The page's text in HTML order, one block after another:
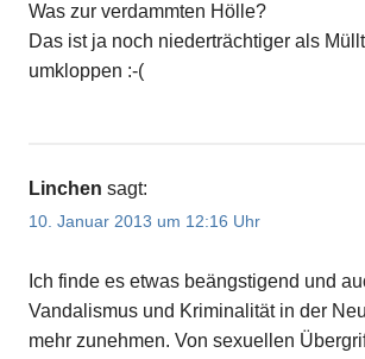
Was zur verdammten Hölle?
Das ist ja noch niederträchtiger als
umkloppen :-(
Linchen sagt:
10. Januar 2013 um 12:16 Uhr
Ich finde es etwas beängstigend und
Vandalismus und Kriminalität in der
mehr zunehmen. Von sexuellen